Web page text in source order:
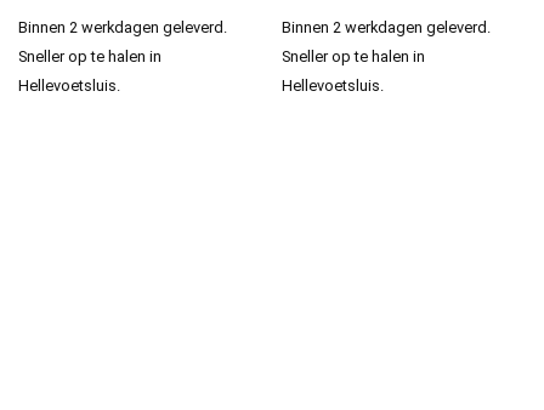
Binnen 2 werkdagen geleverd.
Sneller op te halen in
Hellevoetsluis.
Binnen 2 werkdagen geleverd.
Sneller op te halen in
Hellevoetsluis.